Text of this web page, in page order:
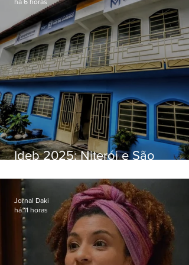
Ideb 2025: Niterói e São
distintos no ensino médio; veja
há 6 horas
Jornal Daki
há 11 horas